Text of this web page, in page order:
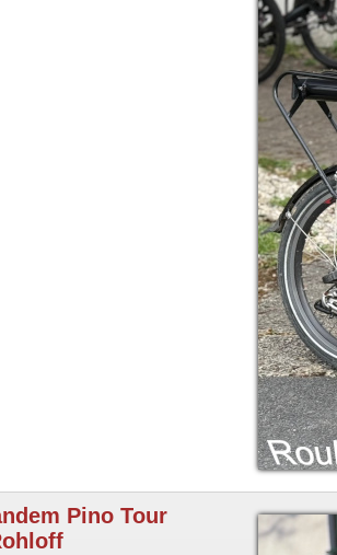
Pino Tour